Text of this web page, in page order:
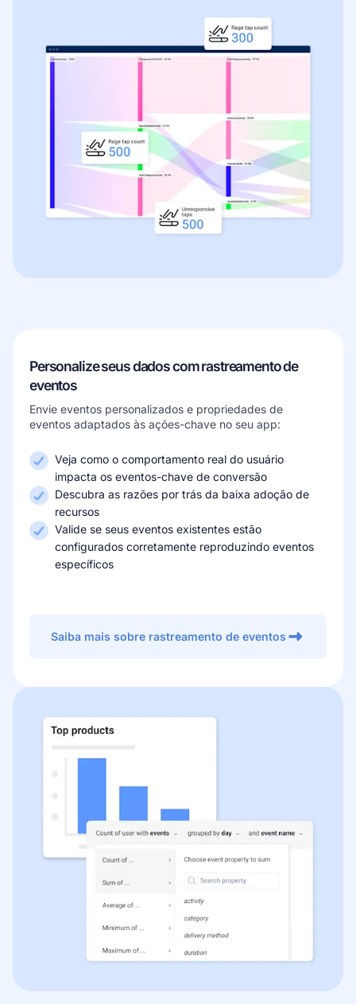
Personalize seus dados com rastreamento de
eventos
Envie eventos personalizados e propriedades de
eventos adaptados às ações-chave no seu app:
Veja como o comportamento real do usuário
impacta os eventos-chave de conversão
Descubra as razões por trás da baixa adoção de
recursos
Valide se seus eventos existentes estão
configurados corretamente reproduzindo eventos
específicos
Saiba mais sobre rastreamento de eventos